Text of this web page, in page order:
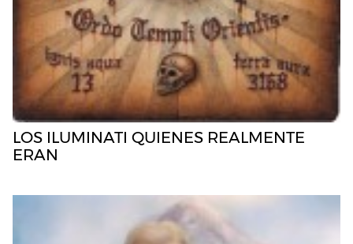
LOS ILUMINATI QUIENES REALMENTE
ERAN